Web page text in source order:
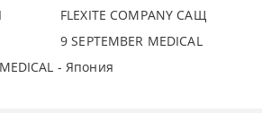
FLEXITE COMPANY САЩ
9 SEPTEMBER MEDICAL
- Япония